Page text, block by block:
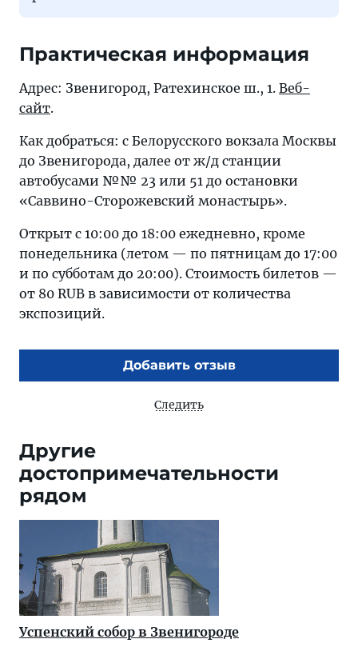
Практическая информация
Адрес: Звенигород, Ратехинское ш., 1. Веб-
сайт.
Как добраться: с Белорусского вокзала Москвы
до Звенигорода, далее от ж/д станции
автобусами №№ 23 или 51 до остановки
«Саввино-Сторожевский монастырь».
Открыт с 10:00 до 18:00 ежедневно, кроме
понедельника (летом — по пятницам до 17:00
и по субботам до 20:00). Стоимость билетов —
от 80 RUB в зависимости от количества
экспозиций.
Добавить отзыв
Следить
Другие
достопримечательности
рядом
Успенский собор в Звенигороде